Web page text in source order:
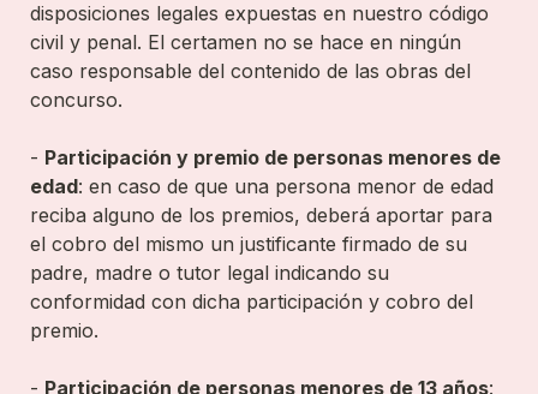
disposiciones legales expuestas en nuestro código
civil y penal. El certamen no se hace en ningún
caso responsable del contenido de las obras del
concurso.
- Participación y premio de personas menores de
edad: en caso de que una persona menor de edad
reciba alguno de los premios, deberá aportar para
el cobro del mismo un justificante firmado de su
padre, madre o tutor legal indicando su
conformidad con dicha participación y cobro del
premio.
- Participación de personas menores de 13 años: